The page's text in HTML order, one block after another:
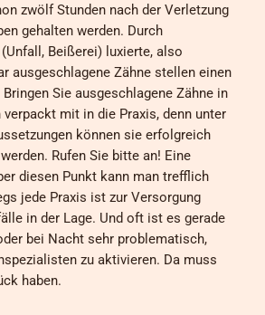
zwölf Stunden nach der Verletzung
gehalten werden. Durch
Beißerei) luxierte, also
ausgeschlagene Zähne stellen einen
Sie ausgeschlagene Zähne in
verpackt mit in die Praxis, denn unter
können sie erfolgreich
Rufen Sie bitte an! Eine
diesen Punkt kann man trefflich
jede Praxis ist zur Versorgung
in der Lage. Und oft ist es gerade
bei Nacht sehr problematisch,
zu aktivieren. Da muss
haben.